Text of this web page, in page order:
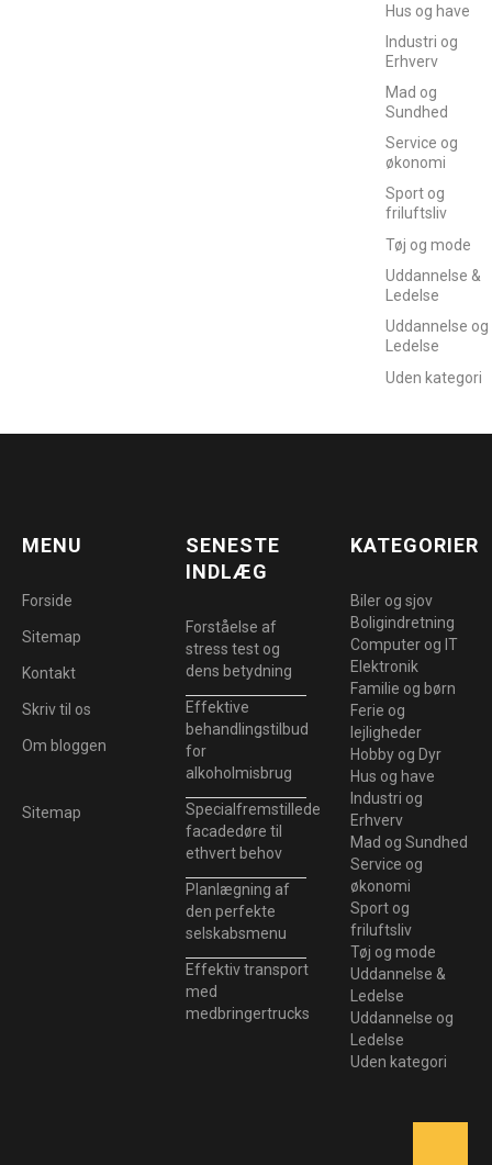
Hus og have
Industri og
Erhverv
Mad og
Sundhed
Service og
økonomi
Sport og
friluftsliv
Tøj og mode
Uddannelse &
Ledelse
Uddannelse og
Ledelse
Uden kategori
MENU
Forside
Sitemap
Kontakt
Skriv til os
Om bloggen
Sitemap
SENESTE
INDLÆG
Forståelse af
stress test og
dens betydning
Effektive
behandlingstilbud
for
alkoholmisbrug
Specialfremstillede
facadedøre til
ethvert behov
Planlægning af
den perfekte
selskabsmenu
Effektiv transport
med
medbringertrucks
KATEGORIER
Biler og sjov
Boligindretning
Computer og IT
Elektronik
Familie og børn
Ferie og
lejligheder
Hobby og Dyr
Hus og have
Industri og
Erhverv
Mad og Sundhed
Service og
økonomi
Sport og
friluftsliv
Tøj og mode
Uddannelse &
Ledelse
Uddannelse og
Ledelse
Uden kategori